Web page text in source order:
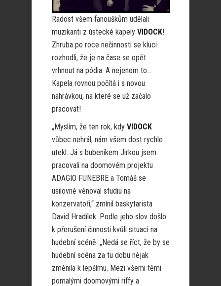
Radost všem fanouškům udělali
muzikanti z ústecké kapely VIDOCK!
Zhruba po roce nečinnosti se kluci
rozhodli, že je na čase se opět
vrhnout na pódia. A nejenom to…
Kapela rovnou počítá i s novou
nahrávkou, na které se už začalo
pracovat!
„Myslím, že ten rok, kdy VIDOCK
vůbec nehrál, nám všem dost rychle
utekl. Já s bubeníkem Jirkou jsem
pracovali na doomovém projektu
ADAGIO FUNEBRE a Tomáš se
usilovně věnoval studiu na
konzervatoři,“ zmínil baskytarista
David Hradílek. Podle jeho slov došlo
k přerušení činnosti kvůli situaci na
hudební scéně. „Nedá se říct, že by se
hudební scéna za tu dobu nějak
změnila k lepšímu. Mezi všemi těmi
pomalými doomovými riffy a